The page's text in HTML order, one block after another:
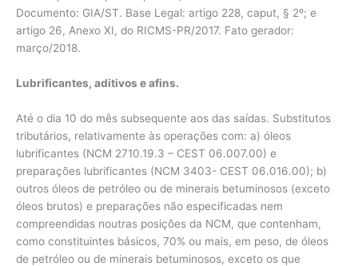
Documento: GIA/ST. Base Legal: artigo 228, caput, § 2º; e
artigo 26, Anexo XI, do RICMS-PR/2017. Fato gerador:
março/2018.
Lubrificantes, aditivos e afins.
Até o dia 10 do mês subsequente aos das saídas. Substitutos
tributários, relativamente às operações com: a) óleos
lubrificantes (NCM 2710.19.3 – CEST 06.007.00) e
preparações lubrificantes (NCM 3403- CEST 06.016.00); b)
outros óleos de petróleo ou de minerais betuminosos (exceto
óleos brutos) e preparações não especificadas nem
compreendidas noutras posições da NCM, que contenham,
como constituintes básicos, 70% ou mais, em peso, de óleos
de petróleo ou de minerais betuminosos, exceto os que